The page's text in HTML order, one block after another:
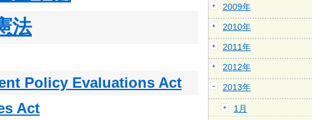
法
Policy Evaluations Act
Act
2009年
2010年
2011年
2012年
2013年
1月